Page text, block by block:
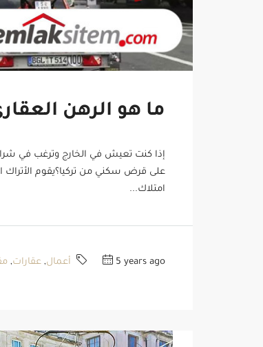
ما هو الرهن
إذا كنت تعيش في الخارج وترغب في
على قرض سكني من تركيا؟يقوم الأتراك
امتلاك...
5 years ago أعمال, عقارات,